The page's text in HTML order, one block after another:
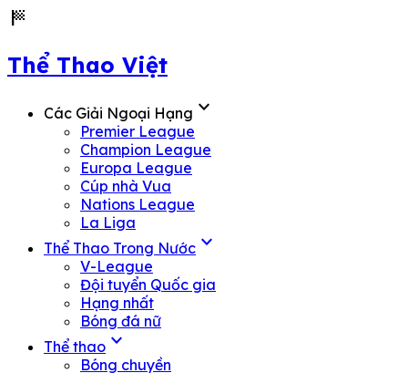
sports_score
Thể Thao Việt
Các Giải Ngoại Hạng expand_more
Premier League
Champion League
Europa League
Cúp nhà Vua
Nations League
La Liga
Thể Thao Trong Nước expand_more
V-League
Đội tuyển Quốc gia
Hạng nhất
Bóng đá nữ
Thể thao expand_more
Bóng chuyền